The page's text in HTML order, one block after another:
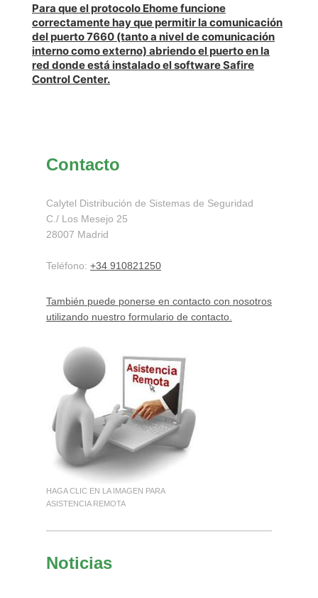
Para que el protocolo Ehome funcione
correctamente hay que permitir la comunicación
del puerto 7660 (tanto a nivel de comunicación
interno como externo) abriendo el puerto en la
red donde está instalado el software Safire
Control Center.
Contacto
Calytel Distribución de Sistemas de Seguridad
C./ Los Mesejo 25
28007 Madrid
Teléfono: +34 910821250
También puede ponerse en contacto con nosotros
utilizando nuestro formulario de contacto.
HAGA CLIC EN LA IMAGEN PARA
ASISTENCIA REMOTA
Noticias